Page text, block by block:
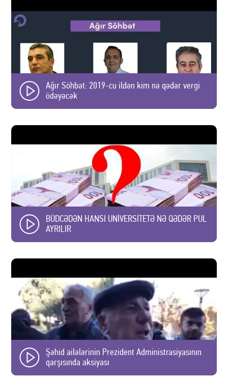
Ağır Söhbət: 2019-cu ildən kim nə qədər vergi
ödəyəcək
BÜDCƏDƏN HANSI UNİVERSİTETƏ NƏ QƏDƏR PUL
AYRILIR
Şəhid ailələrinin Prezident Administrasiyasının
qarşısında aksiyası